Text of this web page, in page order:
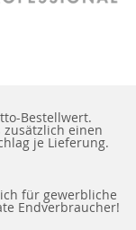
Bestellwert.
einen
je Lieferung.
für gewerbliche
Endverbraucher!